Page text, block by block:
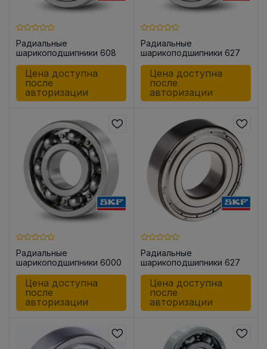
Радиальные
шарикоподшипники 608
Цена доступна
после
авторизации
Радиальные
шарикоподшипники 627
Цена доступна
после
авторизации
Радиальные
шарикоподшипники 6000
Цена доступна
после
авторизации
Радиальные
шарикоподшипники 627
Цена доступна
после
авторизации